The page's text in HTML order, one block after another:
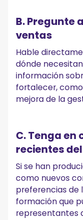
B. Pregunte
ventas
Hable
dónde
información
fortalecer,
mejora de la
C. Tenga
recientes
Si se han
como nuevos
preferencias de
formación que
representantes